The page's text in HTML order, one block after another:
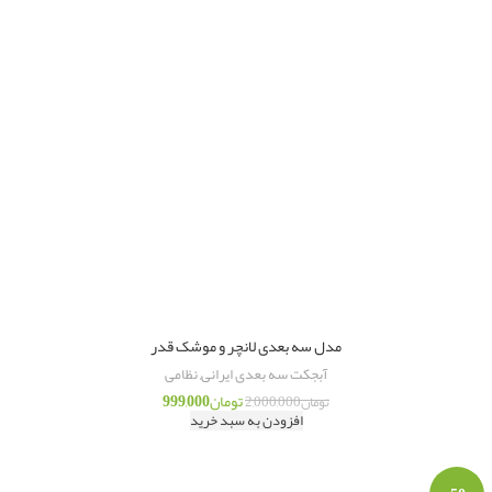
مدل سه بعدی لانچر و موشک قدر
آبجکت سه بعدی ایرانی,نظامی
تومان2,000,000تومان999,000
افزودن به سبد خرید